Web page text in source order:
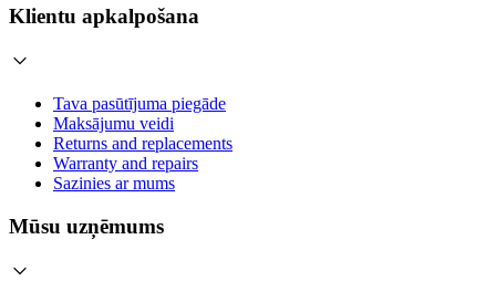
Klientu apkalpošana
Tava pasūtījuma piegāde
Maksājumu veidi
Returns and replacements
Warranty and repairs
Sazinies ar mums
Mūsu uzņēmums